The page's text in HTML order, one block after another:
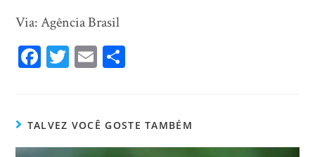
Via: Agência Brasil
Fa
ok
T
er
E
TALVEZ VOCÊ GOSTE TAMBÉM